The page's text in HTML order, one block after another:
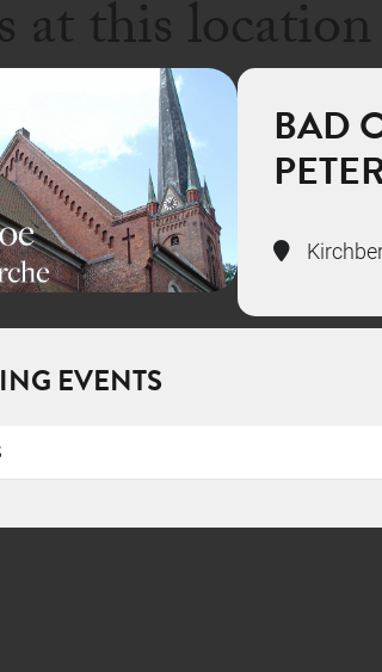
at this location
BAD
EVENTS